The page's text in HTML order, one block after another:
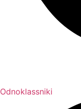
Odnoklassniki